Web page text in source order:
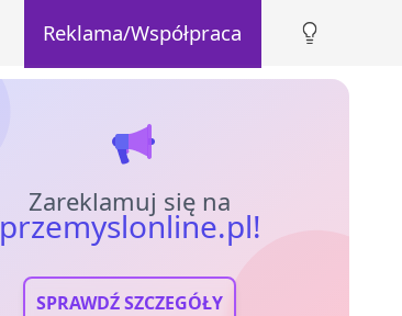
Reklama/Współpraca
Zareklamuj się na
przemyslonline.pl!
SPRAWDŹ SZCZEGÓŁY